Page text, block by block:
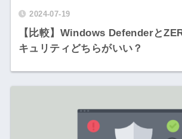
2024-07-19
【比較】Windows Defenderと
キュリティどちらがいい？